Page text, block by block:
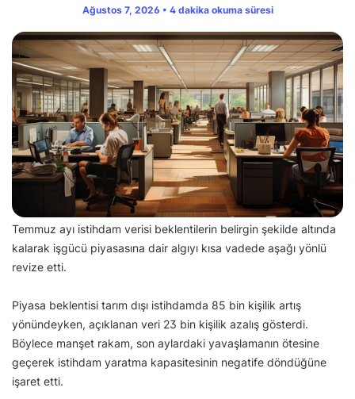
Ağustos 7, 2026 • 4 dakika okuma süresi
Temmuz ayı istihdam verisi beklentilerin belirgin şekilde altında
kalarak işgücü piyasasına dair algıyı kısa vadede aşağı yönlü
revize etti.
Piyasa beklentisi tarım dışı istihdamda 85 bin kişilik artış
yönündeyken, açıklanan veri 23 bin kişilik azalış gösterdi.
Böylece manşet rakam, son aylardaki yavaşlamanın ötesine
geçerek istihdam yaratma kapasitesinin negatife döndüğüne
işaret etti.